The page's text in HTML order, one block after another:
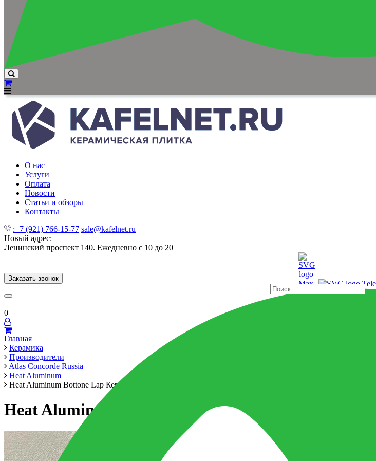
О нас
Услуги
Оплата
Новости
Статьи и обзоры
Контакты
:+7 (921) 766-15-77 sale@kafelnet.ru
Новый адрес:
Ленинский проспект 140. Ежедневно с 10 до 20
Заказать звонок
0
Главная
Керамика
Производители
Atlas Concorde Russia
Heat Aluminum
Heat Aluminum Bottone Lap Керамогранит
Heat Aluminum Bottone Lap Керамогранит